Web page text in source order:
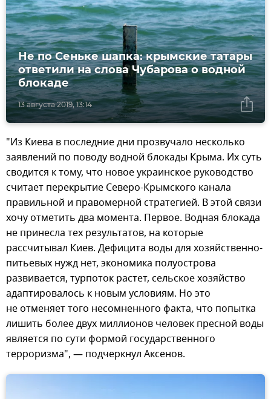
13 августа 2019, 13:14
Не по Сеньке шапка: крымские татары
ответили на слова Чубарова о водной
блокаде
"Из Киева в последние дни прозвучало несколько
заявлений по поводу водной блокады Крыма. Их суть
сводится к тому, что новое украинское руководство
считает перекрытие Северо-Крымского канала
правильной и правомерной стратегией. В этой связи
хочу отметить два момента. Первое. Водная блокада
не принесла тех результатов, на которые
рассчитывал Киев. Дефицита воды для хозяйственно-
питьевых нужд нет, экономика полуострова
развивается, турпоток растет, сельское хозяйство
адаптировалось к новым условиям. Но это
не отменяет того несомненного факта, что попытка
лишить более двух миллионов человек пресной воды
является по сути формой государственного
терроризма", — подчеркнул Аксенов.